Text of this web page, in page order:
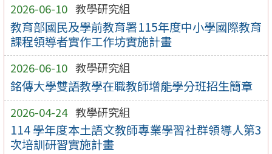
2026-06-10 教學研究組
教育部國民及學前教育署115年度中小學國際教育
課程領導者實作工作坊實施計畫
2026-06-10 教學研究組
銘傳大學雙語教學在職教師增能學分班招生簡章
2026-04-24 教學研究組
114 學年度本土語文教師專業學習社群領導人第3
次培訓研習實施計畫